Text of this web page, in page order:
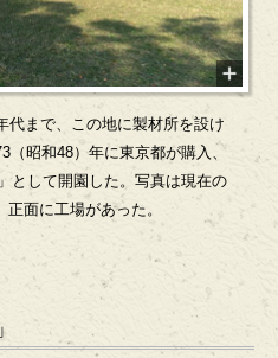
代まで、この地に製材所を設け
（昭和48）年に東京都が購入、
として開園した。写真は現在の
正面に工場があった。